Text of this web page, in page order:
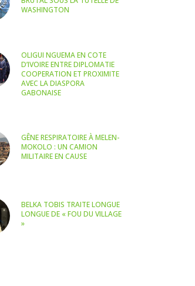
WASHINGTON
OLIGUI NGUEMA EN COTE
D’IVOIRE ENTRE DIPLOMATIE
COOPERATION ET PROXIMITE
AVEC LA DIASPORA
GABONAISE
GÊNE RESPIRATOIRE À MELEN-
MOKOLO : UN CAMION
MILITAIRE EN CAUSE
BELKA TOBIS TRAITE LONGUE
LONGUE DE « FOU DU VILLAGE
»